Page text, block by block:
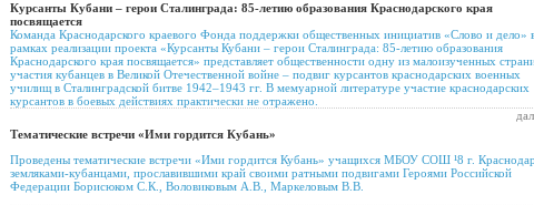
Курсанты Кубани – герои Сталинграда: 85-летию образования Краснодарского края
посвящается
Команда Краснодарского краевого Фонда поддержки общественных инициатив «Слово и дело»
рамках реализации проекта «Курсанты Кубани – герои Сталинграда: 85-летию образования
Краснодарского края посвящается» представляет общественности одну из малоизученных
участия кубанцев в Великой Отечественной войне – подвиг курсантов краснодарских военных
училищ в Сталинградской битве 1942–1943 гг. В мемуарной литературе участие краснодарских
курсантов в боевых действиях практически не отражено.
Тематические встречи «Ими гордится Кубань»
Проведены тематические встречи «Ими гордится Кубань» учащихся МБОУ СОШ ¹8 г.
земляками-кубанцами, прославившими край своими ратными подвигами Героями Российской
Федерации Борисюком С.К., Воловиковым А.В., Маркеловым В.В.